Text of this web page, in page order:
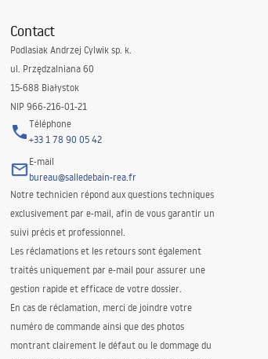
Contact
Podlasiak Andrzej Cylwik sp. k.
ul. Przędzalniana 60
15-688 Białystok
NIP 966-216-01-21
Téléphone
+33 1 78 90 05 42
E-mail
bureau@salledebain-rea.fr
Notre technicien répond aux questions techniques
exclusivement par e-mail, afin de vous garantir un
suivi précis et professionnel.
Les réclamations et les retours sont également
traités uniquement par e-mail pour assurer une
gestion rapide et efficace de votre dossier.
En cas de réclamation, merci de joindre votre
numéro de commande ainsi que des photos
montrant clairement le défaut ou le dommage du